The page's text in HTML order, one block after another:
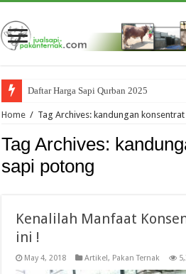
Daftar Harga Sapi Qurban 2025
Home / Tag Archives: kandungan
Tag Archives:
sapi potong
Kenalilah Manfaat
ini !
May 4, 2018 Artikel, Pakan Ternak